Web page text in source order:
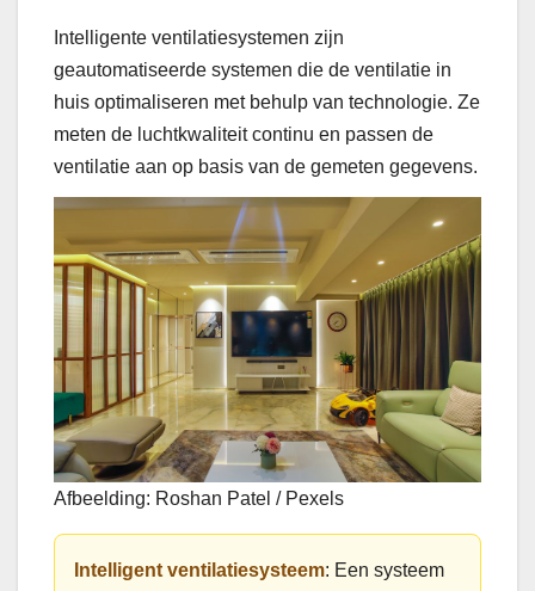
Intelligente ventilatiesystemen zijn
geautomatiseerde systemen die de ventilatie in
huis optimaliseren met behulp van technologie. Ze
meten de luchtkwaliteit continu en passen de
ventilatie aan op basis van de gemeten gegevens.
Afbeelding: Roshan Patel / Pexels
Intelligent ventilatiesysteem: Een systeem